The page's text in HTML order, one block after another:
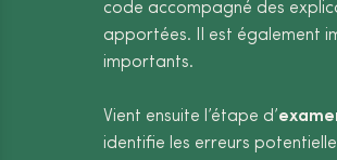
code accompagné des
apportées. Il est également
importants.
Vient ensuite l’étape d’
identifie les erreurs